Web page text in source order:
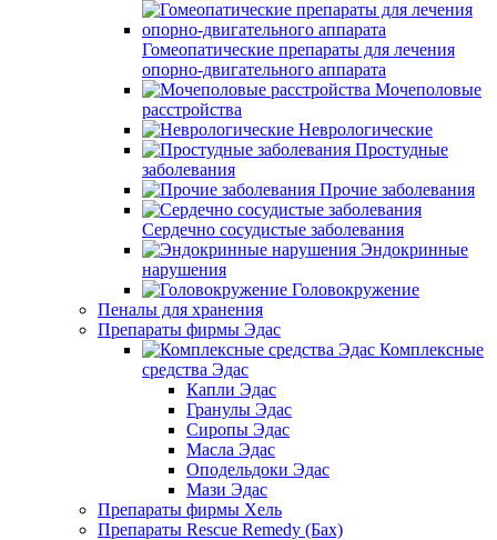
Гомеопатические препараты для лечения
опорно-двигательного аппарата
Мочеполовые
расстройства
Неврологические
Простудные
заболевания
Прочие заболевания
Сердечно сосудистые заболевания
Эндокринные
нарушения
Головокружение
Пеналы для хранения
Препараты фирмы Эдас
Комплексные
средства Эдас
Капли Эдас
Гранулы Эдас
Сиропы Эдас
Масла Эдас
Оподельдоки Эдас
Мази Эдас
Препараты фирмы Хель
Препараты Rescue Remedy (Бах)